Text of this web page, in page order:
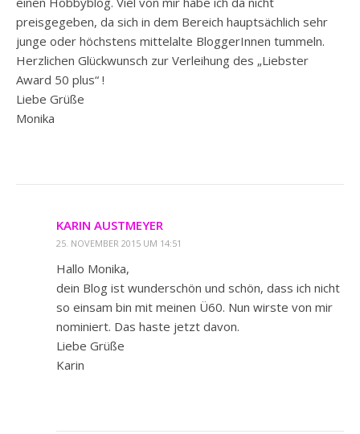
preisgegeben, da sich in dem Bereich hauptsächlich sehr
junge oder höchstens mittelalte BloggerInnen tummeln.
Herzlichen Glückwunsch zur Verleihung des „Liebster
Award 50 plus“ !
Liebe Grüße
Monika
KARIN AUSTMEYER
25. NOVEMBER 2015 UM 14:51
Hallo Monika,
dein Blog ist wunderschön und schön, dass ich nicht
so einsam bin mit meinen Ü60. Nun wirste von mir
nominiert. Das haste jetzt davon.
Liebe Grüße
Karin